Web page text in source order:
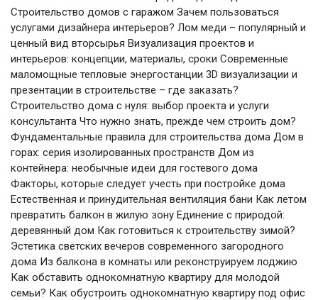
Строительство домов с гаражом Зачем пользоваться
услугами дизайнера интерьеров? Лом меди – популярный и
ценный вид вторсырья Визуализация проектов и
интерьеров: концепции, материалы, сроки Современные
маломощные тепловые энергостанции 3D визуализации и
презентации в строительстве – где заказать?
Строительство дома с нуля: выбор проекта и услуги
консультанта Что нужно знать, прежде чем строить дом?
Фундаментальные правила для строительства дома Дом в
горах: серия изолированных пространств Дом из
контейнера: необычные идеи для гостевого дома
Факторы, которые следует учесть при постройке дома
Естественная и принудительная вентиляция бани Как летом
превратить балкон в жилую зону Единение с природой:
деревянный дом Как готовиться к строительству зимой?
Эстетика светских вечеров современного загородного
дома Из балкона в комнаты или реконструируем лоджию
Как обставить однокомнатную квартиру для молодой
семьи? Как обустроить однокомнатную квартиру под офис